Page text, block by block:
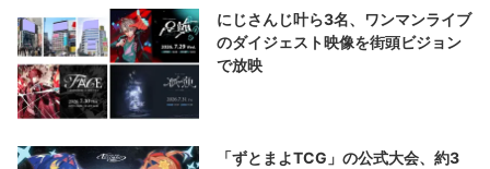
にじさんじ叶ら3名、ワンマンライブ
のダイジェスト映像を街頭ビジョン
で放映
「ずとまよTCG」の公式大会、約3